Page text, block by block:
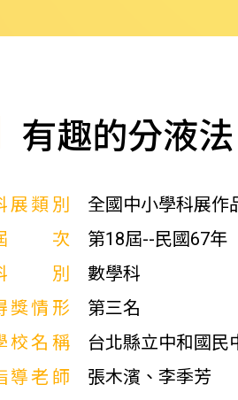
有趣的分液法
展類別
全國中小學科展作
次
第18屆--民國67年
別
數學科
獎情形
第三名
校名稱
台北縣立中和國民
導老師
張木濱、李季芳